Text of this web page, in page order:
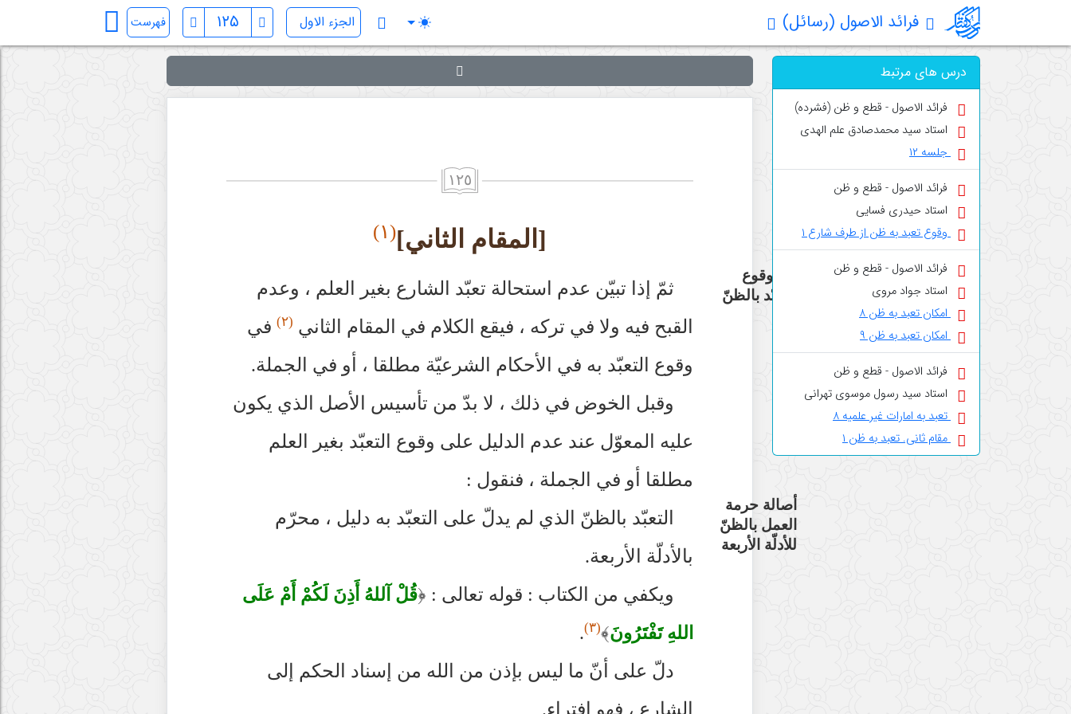
فرائد الاصول (رسائل) فهرست
١٢٥
[المقام الثاني](١)
في وقوع
التعبّد بالظنّ
ثمّ إذا تبيّن عدم استحالة تعبّد الشارع بغير العلم ، وعدم
القبح فيه ولا في تركه ، فيقع الكلام في المقام الثاني (٢)
في
وقوع التعبّد به في الأحكام الشرعيّة مطلقا ، أو في الجملة.
وقبل الخوض في ذلك ، لا بدّ من تأسيس الأصل الذي يكون
عليه المعوّل عند عدم الدليل على وقوع التعبّد بغير العلم
مطلقا أو في الجملة ، فنقول :
أصالة حرمة
العمل بالظنّ
للأدلّة الأربعة
التعبّد بالظنّ الذي لم يدلّ على التعبّد به دليل ، محرّم
بالأدلّة الأربعة.
ويكفي من الكتاب : قوله تعالى : ﴿قُلْ آللهُ أَذِنَ لَكُمْ أَمْ عَلَى
اللهِ تَفْتَرُونَ﴾(٣)
.
دلّ على أنّ ما ليس بإذن من الله من إسناد الحكم إلى
الشارع ، فهو افتراء.
درس های مرتبط
فرائد الاصول - قطع و ظن (فشرده)
استاد سید محمدصادق علم الهدی
جلسه ۱۲
فرائد الاصول - قطع و ظن
استاد حیدری فسایی
وقوع تعبد به ظن از طرف شارع ۱
فرائد الاصول - قطع و ظن
استاد جواد مروی
امکان تعبد به ظن ۸
امکان تعبد به ظن ۹
فرائد الاصول - قطع و ظن
استاد سید رسول موسوی تهرانی
تعبد به امارات غیر علمیه ۸
مقام ثانی. تعبد به ظن ۱